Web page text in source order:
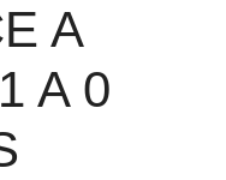
A
A 0